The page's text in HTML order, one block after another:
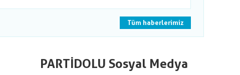
Tüm haberlerimiz
PARTİDOLU Sosyal Medya